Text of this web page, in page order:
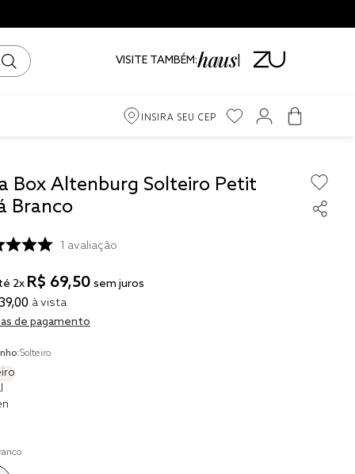
VISITE TAMBÉM:
INSIRA SEU CEP
Box Altenburg Solteiro Petit
Branco
1 avaliação
2x R$ 69,50 sem juros
,00 à vista
de pagamento
Solteiro